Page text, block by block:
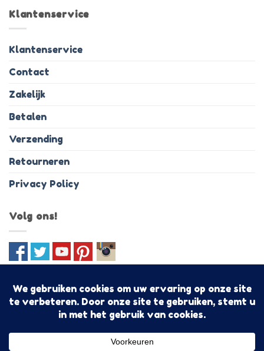
Klantenservice
Klantenservice
Contact
Zakelijk
Betalen
Verzending
Retourneren
Privacy Policy
Volg ons!
MasterCard
Algemene voorwaarden